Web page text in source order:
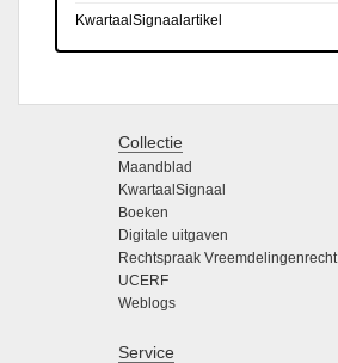
KwartaalSignaalartikel
Collectie
Maandblad
KwartaalSignaal
Boeken
Digitale uitgaven
Rechtspraak Vreemdelingenrecht
UCERF
Weblogs
Service